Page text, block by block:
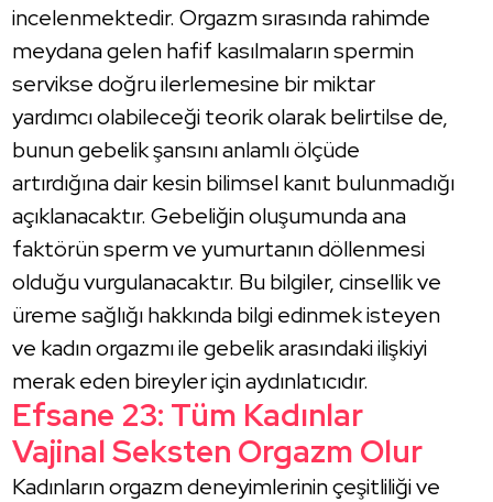
incelenmektedir. Orgazm sırasında rahimde
meydana gelen hafif kasılmaların spermin
servikse doğru ilerlemesine bir miktar
yardımcı olabileceği teorik olarak belirtilse de,
bunun gebelik şansını anlamlı ölçüde
artırdığına dair kesin bilimsel kanıt bulunmadığı
açıklanacaktır. Gebeliğin oluşumunda ana
faktörün sperm ve yumurtanın döllenmesi
olduğu vurgulanacaktır. Bu bilgiler, cinsellik ve
üreme sağlığı hakkında bilgi edinmek isteyen
ve kadın orgazmı ile gebelik arasındaki ilişkiyi
merak eden bireyler için aydınlatıcıdır.
Efsane 23: Tüm Kadınlar
Vajinal Seksten Orgazm Olur
Kadınların orgazm deneyimlerinin çeşitliliği ve